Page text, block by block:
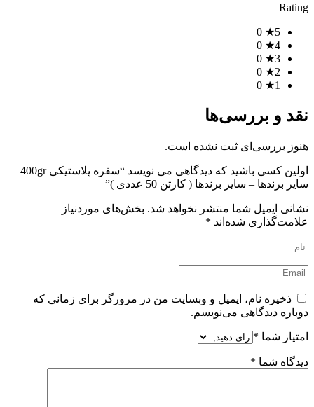
Rating
5★
0
4★
0
3★
0
2★
0
1★
0
نقد و بررسی‌ها
هنوز بررسی‌ای ثبت نشده است.
اولین کسی باشید که دیدگاهی می نویسد “سفره پلاستیکی 400gr –
سایر برندها – سایر برندها ( کارتن 50 عددی )”
نشانی ایمیل شما منتشر نخواهد شد. بخش‌های موردنیاز
علامت‌گذاری شده‌اند *
ذخیره نام، ایمیل و وبسایت من در مرورگر برای زمانی که
دوباره دیدگاهی می‌نویسم.
امتیاز شما *
دیدگاه شما *